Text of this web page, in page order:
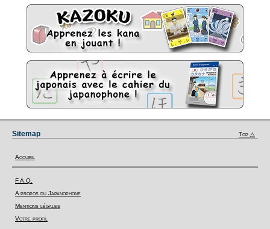
Sitemap Top △
Accueil
F.A.Q.
A propos du Japanophone
Mentions légales
Votre profil